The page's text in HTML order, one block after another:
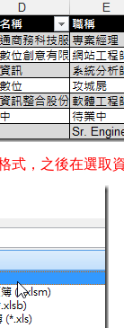
式，之後在選取